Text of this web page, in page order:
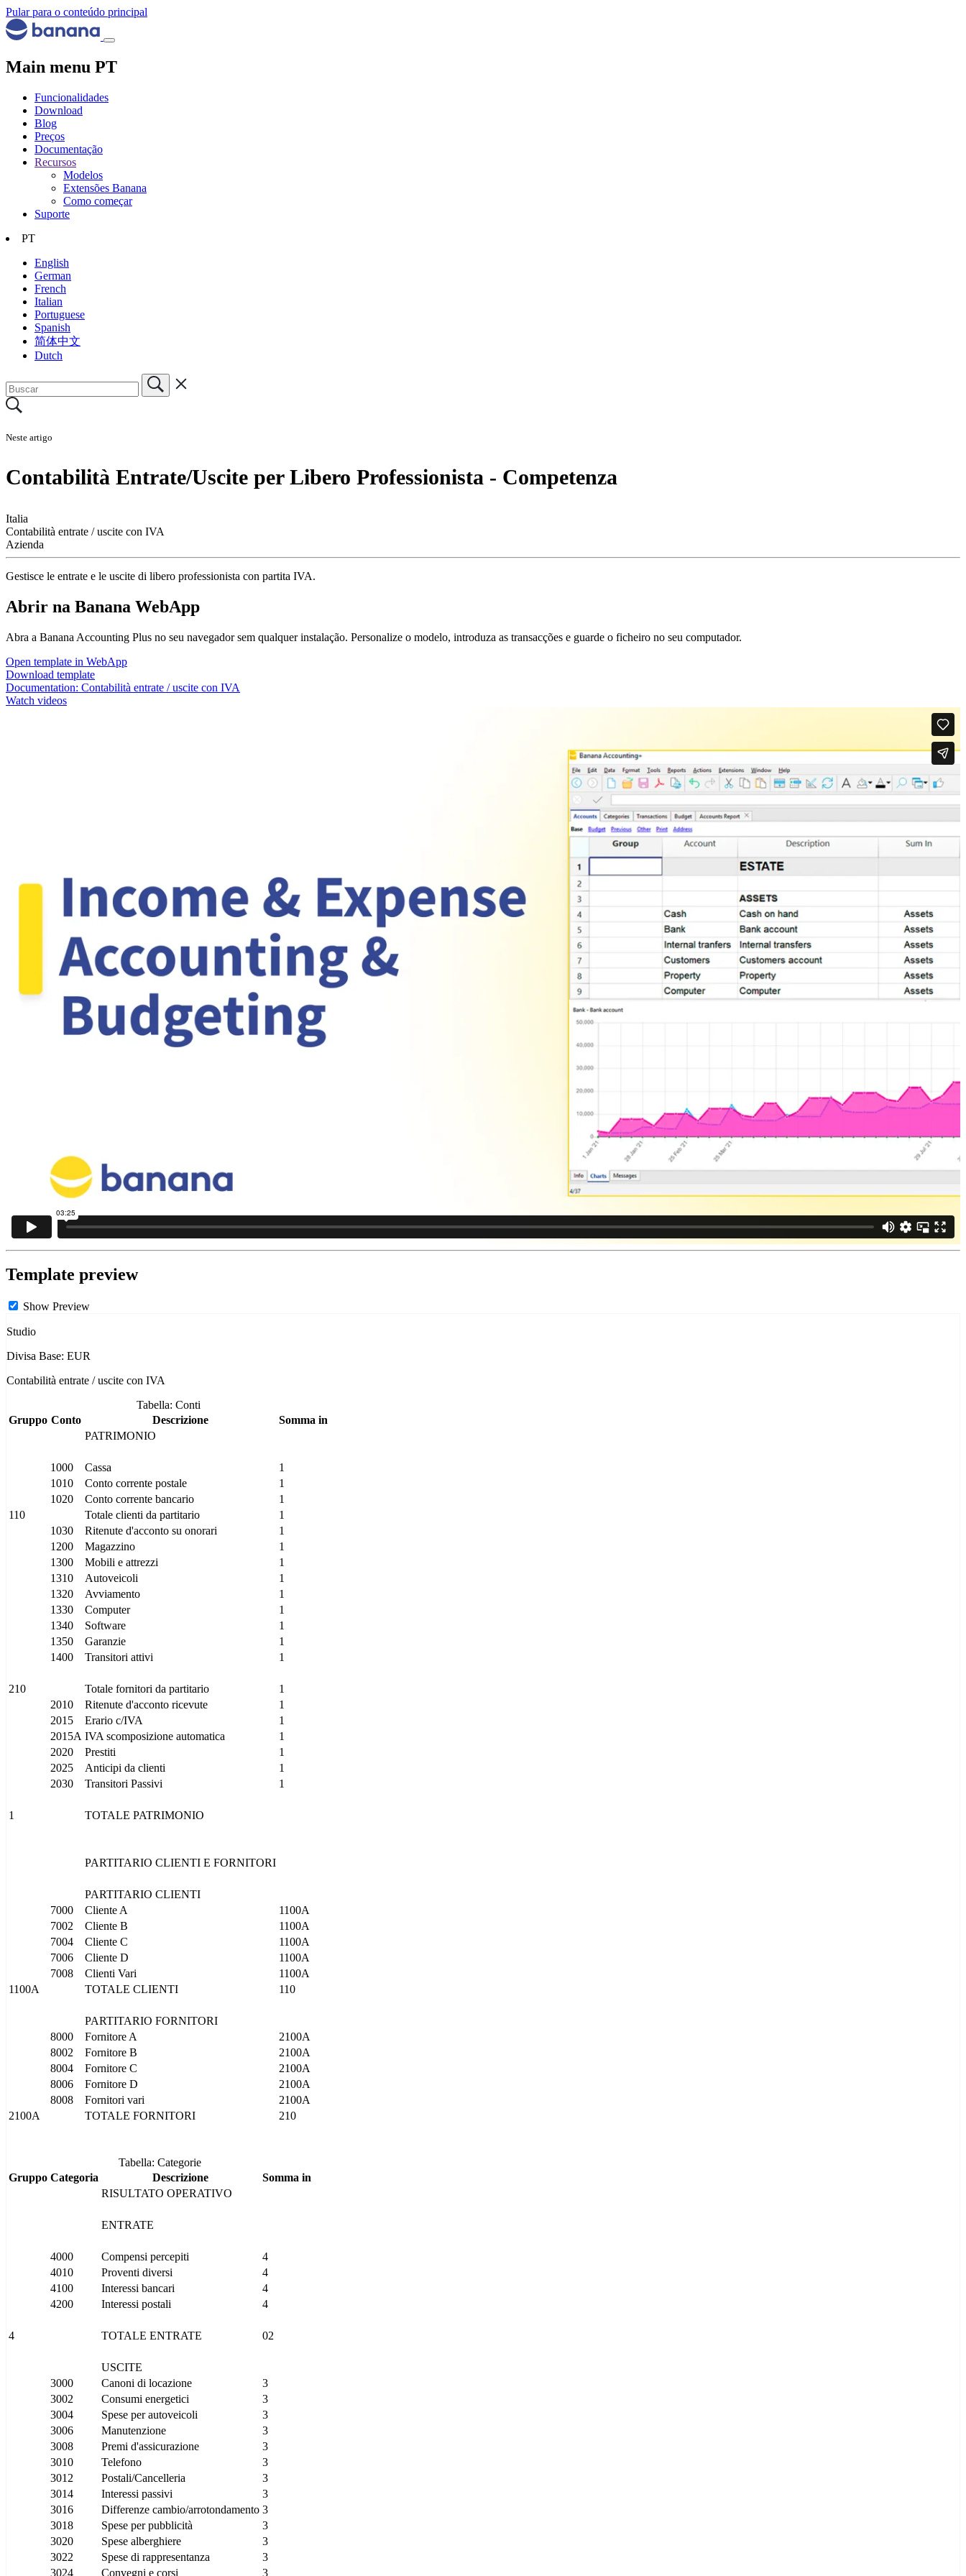
Pular para o conteúdo principal
Main menu PT
Funcionalidades
Download
Blog
Preços
Documentação
Recursos
Modelos
Extensões Banana
Como começar
Suporte
PT
English
German
French
Italian
Portuguese
Spanish
简体中文
Dutch
Neste artigo
Contabilità Entrate/Uscite per Libero Professionista - Competenza
Italia
Contabilità entrate / uscite con IVA
Azienda
Gestisce le entrate e le uscite di libero professionista con partita IVA.
Abrir na Banana WebApp
Abra a Banana Accounting Plus no seu navegador sem qualquer instalação. Personalize o modelo, introduza as transacções e guarde o ficheiro no seu computador.
Open template in WebApp
Download template
Documentation: Contabilità entrate / uscite con IVA
Watch videos
Template preview
Show Preview
Studio
Divisa Base: EUR
Contabilità entrate / uscite con IVA
Tabella: Conti
Gruppo Conto Descrizione
Somma in
PATRIMONIO
1000 Cassa
1
1010
Conto corrente postale
1
1020
Conto corrente bancario
1
110
Totale clienti da partitario
1
1030
Ritenute d'acconto su onorari
1
1200
Magazzino
1
1300
Mobili e attrezzi
1
1310
Autoveicoli
1
1320
Avviamento
1
1330
Computer
1
1340
Software
1
1350
Garanzie
1
1400
Transitori attivi 1
210 Totale fornitori da partitario
1
2010
Ritenute d'acconto ricevute
1
2015
Erario c/IVA
1
2015A IVA scomposizione automatica
1
2020
Prestiti
1
2025
Anticipi da clienti
1
2030
Transitori Passivi 1
1 TOTALE PATRIMONIO
PARTITARIO CLIENTI E FORNITORI
PARTITARIO CLIENTI
7000
Cliente A
1100A
7002
Cliente B
1100A
7004
Cliente C
1100A
7006
Cliente D
1100A
7008
Clienti Vari
1100A
1100A
TOTALE CLIENTI 110
PARTITARIO FORNITORI
8000
Fornitore A
2100A
8002
Fornitore B
2100A
8004
Fornitore C
2100A
8006
Fornitore D
2100A
8008
Fornitori vari
2100A
2100A
TOTALE FORNITORI 210
Tabella: Categorie
Gruppo Categoria Descrizione
Somma in
RISULTATO OPERATIVO
ENTRATE
4000 Compensi percepiti
4
4010
Proventi diversi
4
4100
Interessi bancari
4
4200
Interessi postali 4
4 TOTALE ENTRATE 02
USCITE
3000
Canoni di locazione
3
3002
Consumi energetici
3
3004
Spese per autoveicoli
3
3006
Manutenzione
3
3008
Premi d'assicurazione
3
3010
Telefono
3
3012
Postali/Cancelleria
3
3014
Interessi passivi
3
3016
Differenze cambio/arrotondamento 3
3018
Spese per pubblicità
3
3020
Spese alberghiere
3
3022
Spese di rappresentanza
3
3024
Convegni e corsi 3